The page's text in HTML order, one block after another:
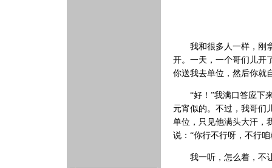
我和很多人一样，刚拿
开。一天，一个哥们儿开
你送我去单位，然后你就
“好！”我满口答应下来
元宵似的。不过，我哥们
单位，只见他满头大汗，
说：“你行不行呀，不行
我一听，怎么着，不让